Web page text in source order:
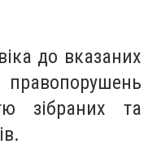
до вказаних
зібраних та